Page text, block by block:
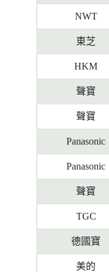
NWT
東芝
HKM
聲寶
聲寶
Panasonic
Panasonic
聲寶
TGC
德國寶
美的